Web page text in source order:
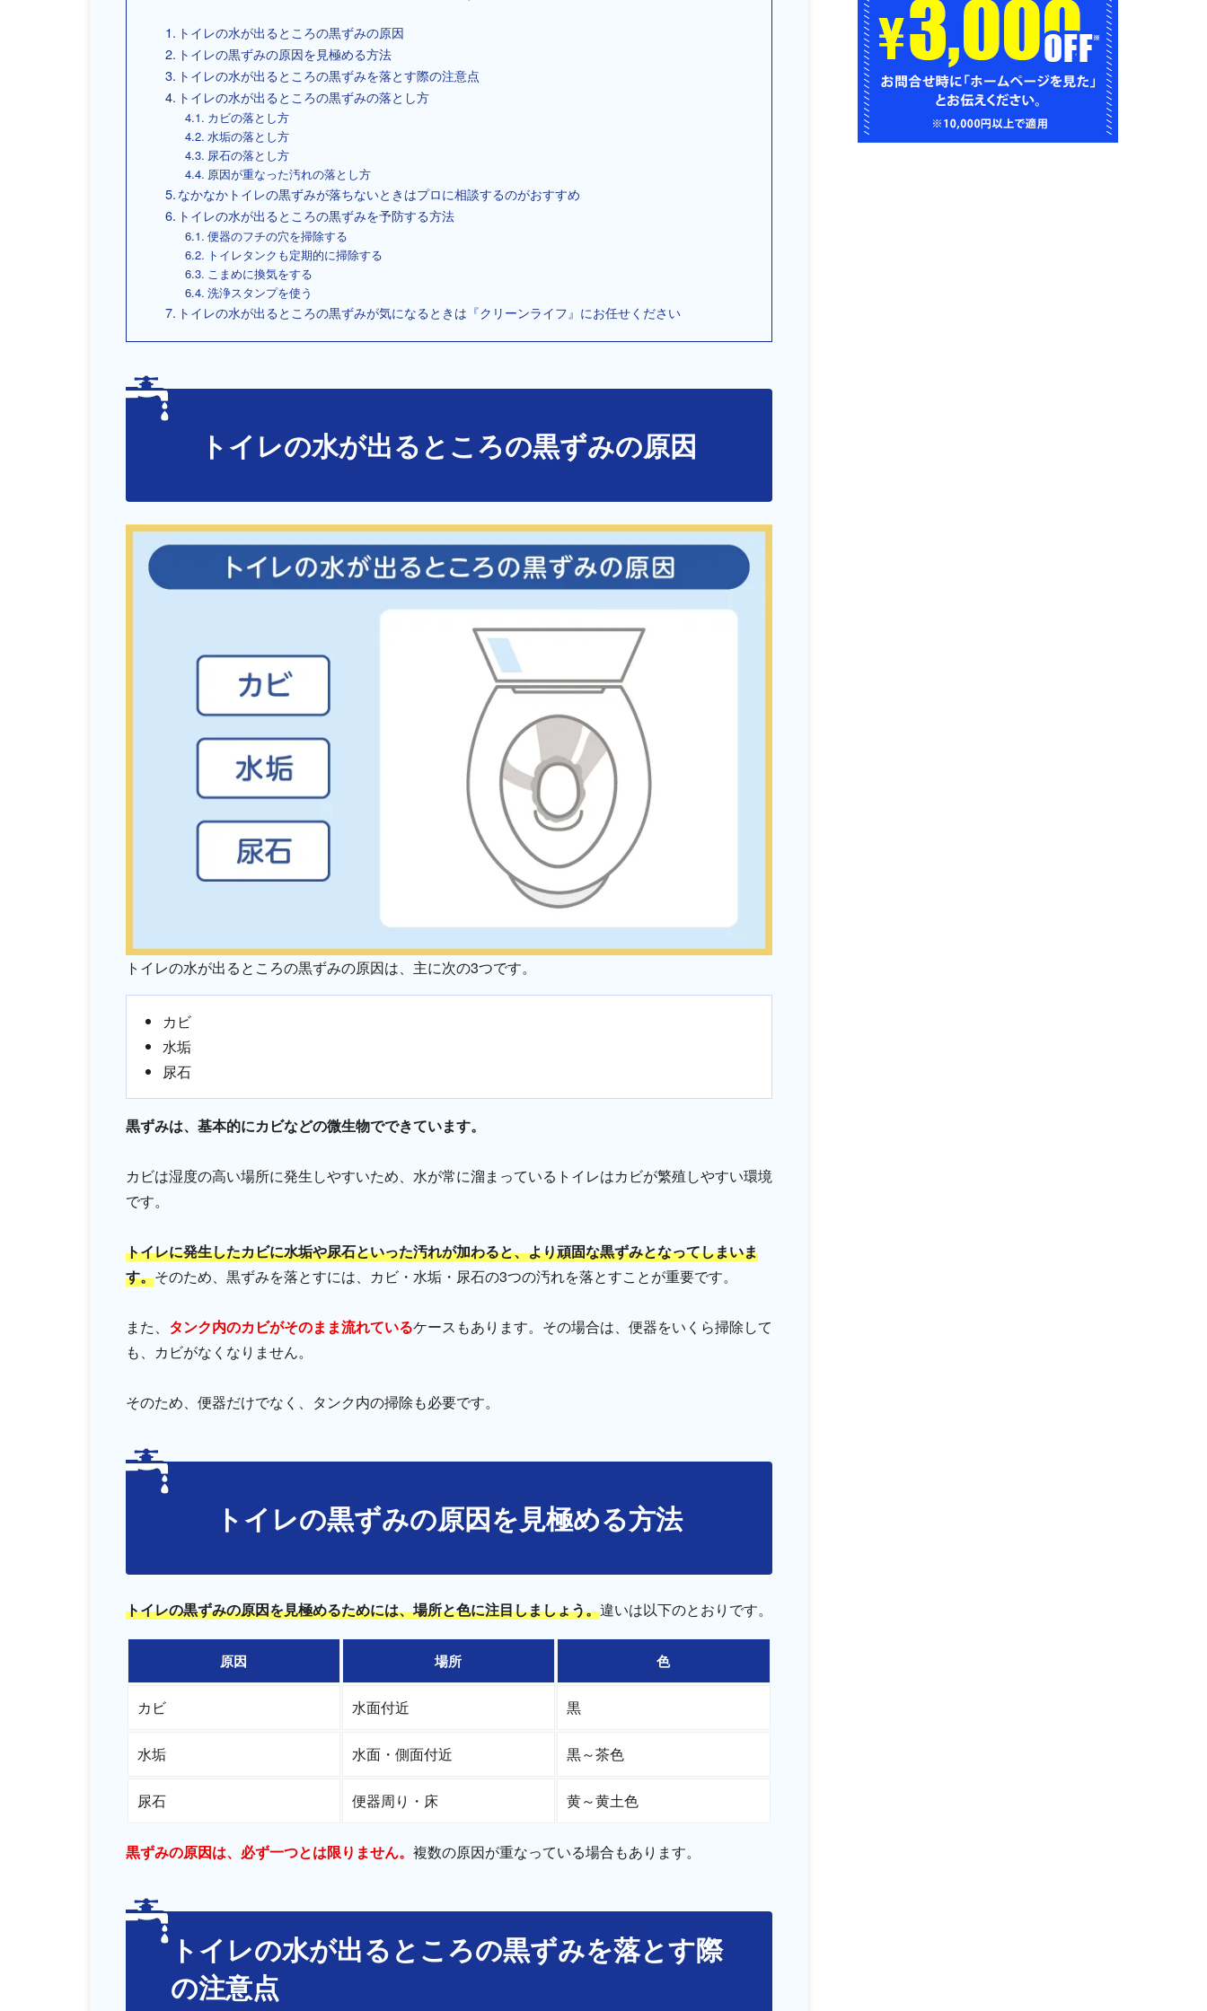
トイレの水が出るところの黒ずみの原因
トイレの黒ずみの原因を見極める方法
トイレの水が出るところの黒ずみを落とす際の注意点
トイレの水が出るところの黒ずみの落とし方
カビの落とし方
水垢の落とし方
尿石の落とし方
原因が重なった汚れの落とし方
なかなかトイレの黒ずみが落ちないときはプロに相談するのがおすすめ
トイレの水が出るところの黒ずみを予防する方法
便器のフチの穴を掃除する
トイレタンクも定期的に掃除する
こまめに換気をする
洗浄スタンプを使う
トイレの水が出るところの黒ずみが気になるときは『クリーンライフ』にお任せください
トイレの水が出るところの黒ずみの原因
トイレの水が出るところの黒ずみの原因は、主に次の3つです。
カビ
水垢
尿石
黒ずみは、基本的にカビなどの微生物でできています。
カビは湿度の高い場所に発生しやすいため、水が常に溜まっているトイレはカビが繁殖しやすい環境
です。
トイレに発生したカビに水垢や尿石といった汚れが加わると、より頑固な黒ずみとなってしまいま
す。そのため、黒ずみを落とすには、カビ・水垢・尿石の3つの汚れを落とすことが重要です。
また、 タンク内のカビがそのまま流れているケースもあります。その場合は、便器をいくら掃除して
も、カビがなくなりません。
そのため、便器だけでなく、タンク内の掃除も必要です。
トイレの黒ずみの原因を見極める方法
トイレの黒ずみの原因を見極めるためには、場所と色に注目しましょう。違いは以下のとおりです。
原因 場所 色
カビ 水面付近 黒
水垢 水面・側面付近 黒～茶色
尿石 便器周り・床 黄～黄土色
黒ずみの原因は、必ず一つとは限りません。 複数の原因が重なっている場合もあります。
トイレの水が出るところの黒ずみを落とす際
の注意点